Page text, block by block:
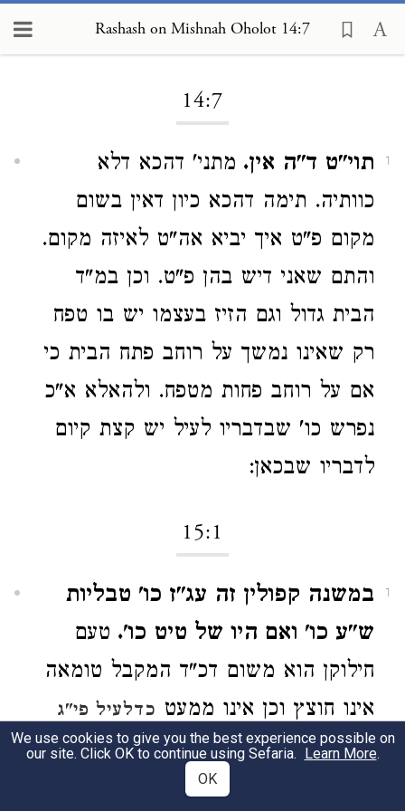
Rashash on Mishnah Oholot 14:7
14:7
1 תוי"ט ד"ה אין. מתני' דהכא דלא
כוותיה. תימה דהכא כיון דאין בשום
מקום פ"ט איך יביא אה"ט לאיזה מקום.
והתם שאני דיש בהן פ"ט. וכן במ"ד
הבית גדול וגם הזיז בעצמו יש בו טפח
רק שאינו נמשך על רוחב פתח הבית כי
אם על רוחב פחות מטפח. ולהאלא א"כ
נפרש כו' שבדבריו לעיל יש קצת קיום
לדבריו שבכאן:
15:1
1
במשנה קפולין זה עג"ז כו' טבליות
ש"ע כו' ואם היו של טיט כו'. טעם
חילוקן הוא משום דכ"ד המקבל טומאה
אינו חוצץ וכן אינו ממעט כדלעיל פי"ג
בסופוועי' א"ר. וכ"מ מלשון הרע"ב
לקמן מ"ג. ולזה טבליות של עץ ע"כ
We use cookies to give you the best experience possible on
our site. Click OK to continue using Sefaria. Learn More.
OK